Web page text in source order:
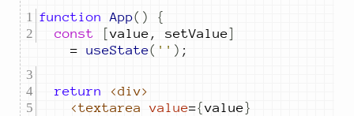
function App()
{
const
[value , setValue]
= useState( '' ) ;
return
<div>
<textarea
value={value}